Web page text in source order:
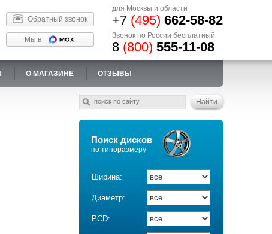
Обратный звонок
Мы в
для Москвы и области
+7 (495) 662-58-82
Звонок по России бесплатный
8 (800) 555-11-08
О МАГАЗИНЕ ОТЗЫВЫ
Поиск дисков
по типоразмеру
Ширина:
Диаметр:
PCD: